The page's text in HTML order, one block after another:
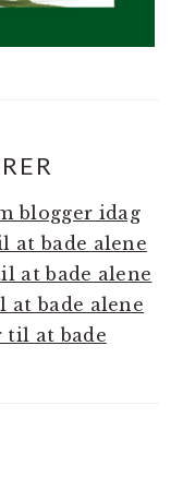
blogger idag
at bade alene
at bade alene
at bade alene
til at bade